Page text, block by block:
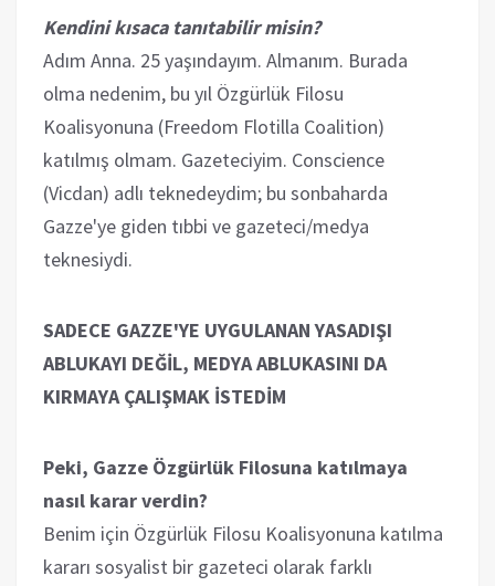
Kendini kısaca tanıtabilir misin?
Adım Anna. 25 yaşındayım. Almanım. Burada
olma nedenim, bu yıl Özgürlük Filosu
Koalisyonuna (Freedom Flotilla Coalition)
katılmış olmam. Gazeteciyim. Conscience
(Vicdan) adlı teknedeydim; bu sonbaharda
Gazze'ye giden tıbbi ve gazeteci/medya
teknesiydi.
SADECE GAZZE'YE UYGULANAN YASADIŞI
ABLUKAYI DEĞİL, MEDYA ABLUKASINI DA
KIRMAYA ÇALIŞMAK İSTEDİM
Peki, Gazze Özgürlük Filosuna katılmaya
nasıl karar verdin?
Benim için Özgürlük Filosu Koalisyonuna katılma
kararı sosyalist bir gazeteci olarak farklı